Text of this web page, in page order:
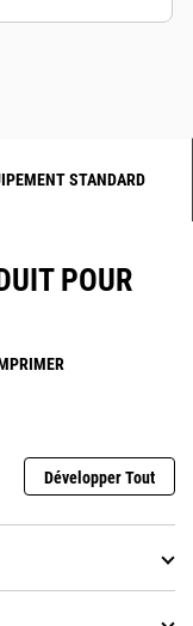
STANDARD
POUR
Développer Tout